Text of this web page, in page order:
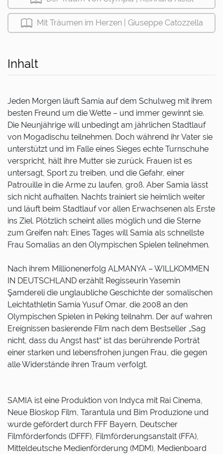
Mit Träumen im Herzen | Giuseppe Catozzella
Inhalt
Jeden Morgen läuft Samia auf dem Schulweg mit ihrem
besten Freund um die Wette – und immer gewinnt sie.
Die Neunjährige will unbedingt am jährlichen Stadtlauf
von Mogadischu teilnehmen. Doch während ihr Vater sie
unterstützt und im Falle eines Sieges echte Turnschuhe
verspricht, hält ihre Mutter sie zurück. Frauen ist es
untersagt, Sport zu treiben, und die Gefahr, einer
Patrouille in die Arme zu laufen, groß. Aber Samia lässt
sich nicht aufhalten. Nachts trainiert sie heimlich weiter
und läuft beim Stadtlauf vor allen Erwachsenen als Erste
ins Ziel. Plötzlich scheint alles möglich und die Sterne
zum Greifen nah: Eines Tages will Samia als schnellste
Frau Somalias an den Olympischen Spielen teilnehmen.
Nach ihrem Millionenerfolg ALMANYA – WILLKOMMEN
IN DEUTSCHLAND erzählt Regisseurin Yasemin
Şamdereli die unglaubliche Geschichte der somalischen
Leichtathletin Samia Yusuf Omar, die 2008 an den
Olympischen Spielen in Peking teilnahm. Der auf wahren
Ereignissen basierende Film nach dem Bestseller „Sag
nicht, dass du Angst hast“ ist das berührende Porträt
einer starken und lebensfrohen jungen Frau, die gegen
alle Widerstände ihren Traum verfolgt.
SAMIA ist eine Produktion von Indyca mit Rai Cinema,
Neue Bioskop Film, Tarantula und Bim Produzione und
wurde gefördert durch FFF Bayern, Deutscher
Filmförderfonds (DFFF), Filmförderungsanstalt (FFA),
Mitteldeutsche Medienförderung (MDM), Medienboard